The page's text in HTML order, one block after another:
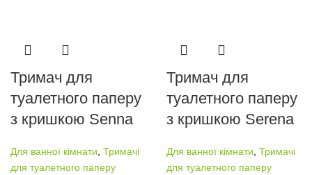
Тримач для
туалетного паперу
з кришкою Senna
Для ванної кімнати Тримачі
для туалетного паперу
Тримач для
туалетного паперу
з кришкою Serena
Для ванної кімнати Тримачі
для туалетного паперу